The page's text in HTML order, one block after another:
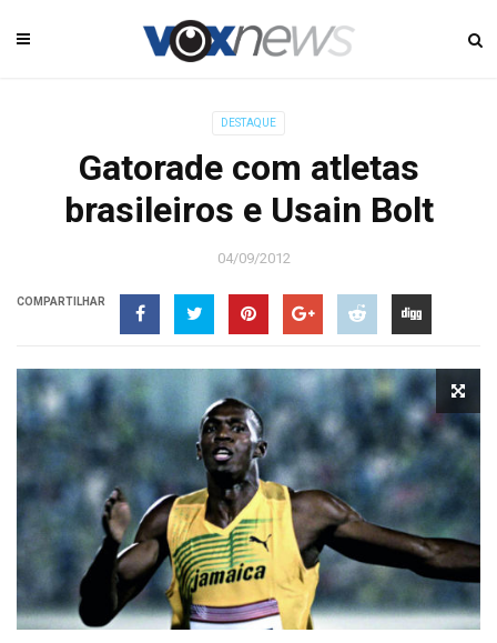
DESTAQUE
Gatorade com atletas
brasileiros e Usain Bolt
04/09/2012
COMPARTILHAR